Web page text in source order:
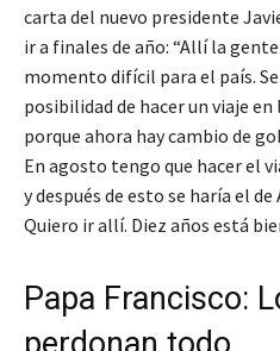
carta del nuevo presidente
ir a finales de año: “Allí la
momento difícil para el país.
posibilidad de hacer un viaje
porque ahora hay cambio de
En agosto tengo que hacer el
y después de esto se haría el
Quiero ir allí. Diez años está
Papa Francisco:
perdonan todo